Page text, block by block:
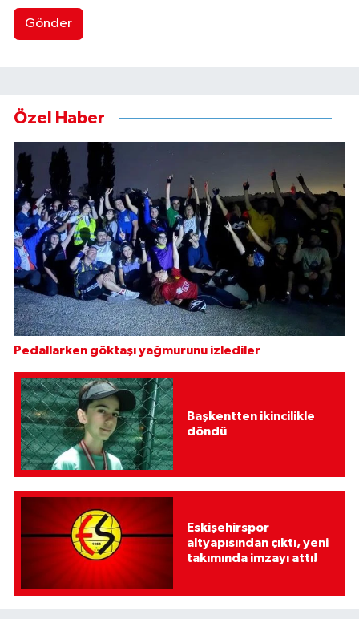
Gönder
Özel Haber
Pedallarken göktaşı yağmurunu izlediler
Başkentten ikincilikle
döndü
Eskişehirspor
altyapısından çıktı, yeni
takımında imzayı attı!